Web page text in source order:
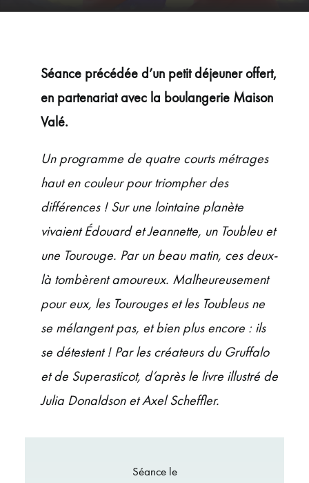
Séance précédée d’un petit déjeuner offert,
en partenariat avec la boulangerie Maison
Valé.
Un programme de quatre courts métrages
haut en couleur pour triompher des
différences ! Sur une lointaine planète
vivaient Édouard et Jeannette, un Toubleu et
une Tourouge. Par un beau matin, ces deux-
là tombèrent amoureux. Malheureusement
pour eux, les Tourouges et les Toubleus ne
se mélangent pas, et bien plus encore : ils
se détestent ! Par les créateurs du Gruffalo
et de Superasticot, d’après le livre illustré de
Julia Donaldson et Axel Scheffler.
Séance le